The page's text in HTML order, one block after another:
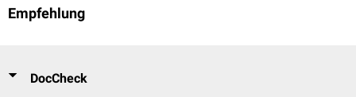
Empfehlung
DocCheck